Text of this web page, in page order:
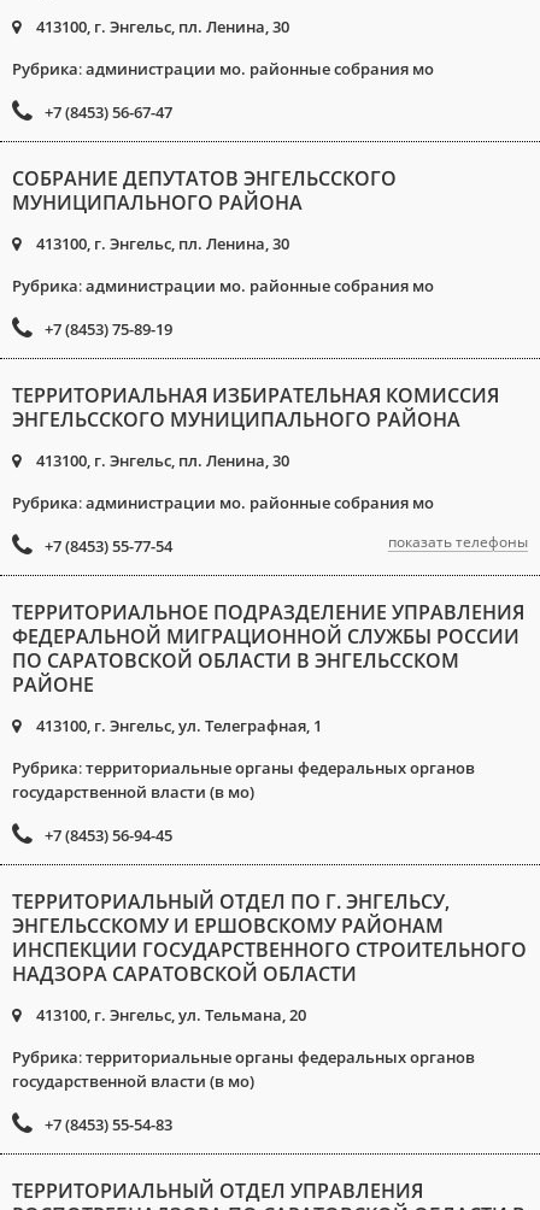
413100, г. Энгельс, пл. Ленина, 30
Рубрика:администрации мо. районные собрания мо
+7 (8453) 56-67-47
СОБРАНИЕ ДЕПУТАТОВ ЭНГЕЛЬССКОГО
МУНИЦИПАЛЬНОГО РАЙОНА
413100, г. Энгельс, пл. Ленина, 30
Рубрика:администрации мо. районные собрания мо
+7 (8453) 75-89-19
ТЕРРИТОРИАЛЬНАЯ ИЗБИРАТЕЛЬНАЯ КОМИССИЯ
ЭНГЕЛЬССКОГО МУНИЦИПАЛЬНОГО РАЙОНА
413100, г. Энгельс, пл. Ленина, 30
Рубрика:администрации мо. районные собрания мо
+7 (8453) 55-77-54
показать телефоны
ТЕРРИТОРИАЛЬНОЕ ПОДРАЗДЕЛЕНИЕ УПРАВЛЕНИЯ
ФЕДЕРАЛЬНОЙ МИГРАЦИОННОЙ СЛУЖБЫ РОССИИ
ПО САРАТОВСКОЙ ОБЛАСТИ В ЭНГЕЛЬССКОМ
РАЙОНЕ
413100, г. Энгельс, ул. Телеграфная, 1
Рубрика:территориальные органы федеральных органов
государственной власти (в мо)
+7 (8453) 56-94-45
ТЕРРИТОРИАЛЬНЫЙ ОТДЕЛ ПО Г. ЭНГЕЛЬСУ,
ЭНГЕЛЬССКОМУ И ЕРШОВСКОМУ РАЙОНАМ
ИНСПЕКЦИИ ГОСУДАРСТВЕННОГО СТРОИТЕЛЬНОГО
НАДЗОРА САРАТОВСКОЙ ОБЛАСТИ
413100, г. Энгельс, ул. Тельмана, 20
Рубрика:территориальные органы федеральных органов
государственной власти (в мо)
+7 (8453) 55-54-83
ТЕРРИТОРИАЛЬНЫЙ ОТДЕЛ УПРАВЛЕНИЯ